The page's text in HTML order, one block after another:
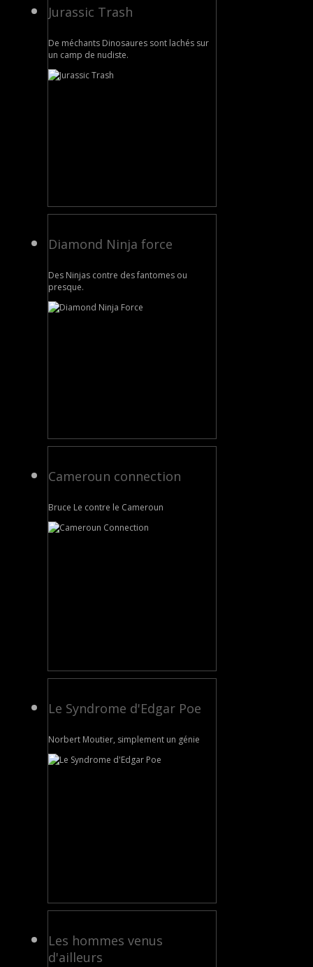
Jurassic Trash
De méchants Dinosaures sont lachés sur
un camp de nudiste.
Diamond Ninja force
Des Ninjas contre des fantomes ou
presque.
Cameroun connection
Bruce Le contre le Cameroun
Le Syndrome d'Edgar Poe
Norbert Moutier, simplement un génie
Les hommes venus
d'ailleurs